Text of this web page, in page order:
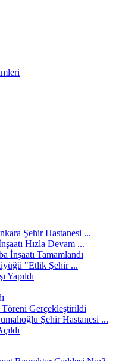
Şehir Hastanesi ...
Hızla Devam ...
İnşaatı Tamamlandı
"Etlik Şehir ...
Yapıldı
Töreni Gerçekleştirildi
Şehir Hastanesi ...